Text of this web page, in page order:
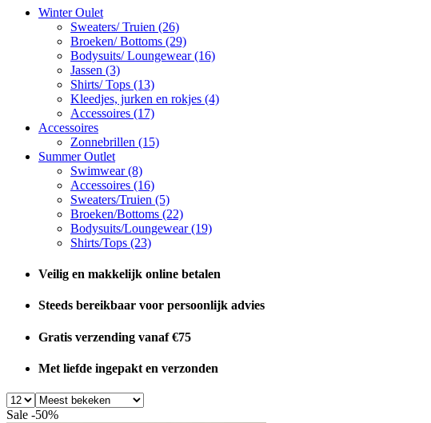
Winter Oulet
Sweaters/ Truien (26)
Broeken/ Bottoms (29)
Bodysuits/ Loungewear(16)
Jassen (3)
Shirts/ Tops (13)
Kleedjes, jurken en rokjes (4)
Accessoires (17)
Accessoires
Zonnebrillen (15)
Summer Outlet
Swimwear(8)
Accessoires (16)
Sweaters/Truien (5)
Broeken/Bottoms (22)
Bodysuits/Loungewear(19)
Shirts/Tops (23)
Veilig en makkelijk online betalen
Steeds bereikbaar voor persoonlijk advies
Gratis verzending vanaf €75
Met liefde ingepakt en verzonden
Sale -50%